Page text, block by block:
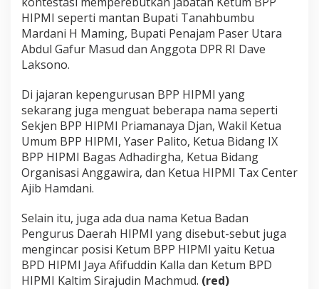
HIPMI seperti mantan Bupati Tanahbumbu
Mardani H Maming, Bupati Penajam Paser Utara
Abdul Gafur Masud dan Anggota DPR RI Dave
Laksono.
Di jajaran kepengurusan BPP HIPMI yang
sekarang juga menguat beberapa nama seperti
Sekjen BPP HIPMI Priamanaya Djan, Wakil Ketua
Umum BPP HIPMI, Yaser Palito, Ketua Bidang IX
BPP HIPMI Bagas Adhadirgha, Ketua Bidang
Organisasi Anggawira, dan Ketua HIPMI Tax Center
Ajib Hamdani.
Selain itu, juga ada dua nama Ketua Badan
Pengurus Daerah HIPMI yang disebut-sebut juga
mengincar posisi Ketum BPP HIPMI yaitu Ketua
BPD HIPMI Jaya Afifuddin Kalla dan Ketum BPD
HIPMI Kaltim Sirajudin Machmud. (red)